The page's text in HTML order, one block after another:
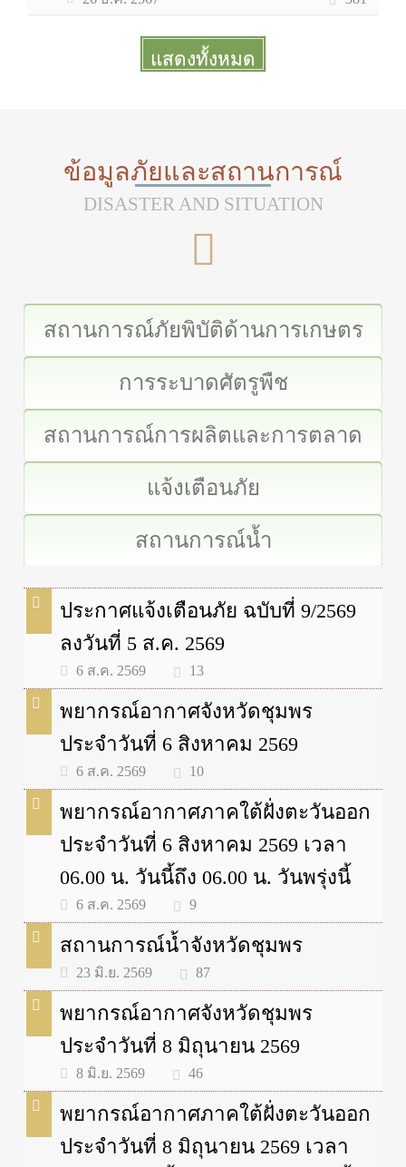
แสดงทั้งหมด
ข้อมูลภัยและสถานการณ์
DISASTER AND SITUATION
สถานการณ์ภัยพิบัติด้านการเกษตร
การระบาดศัตรูพืช
สถานการณ์การผลิตและการตลาด
แจ้งเตือนภัย
สถานการณ์น้ำ
ประกาศแจ้งเตือนภัย ฉบับที่ 9/2569
ลงวันที่ 5 ส.ค. 2569
6 ส.ค. 2569 13
พยากรณ์อากาศจังหวัดชุมพร
ประจำวันที่ 6 สิงหาคม 2569
6 ส.ค. 2569 10
พยากรณ์อากาศภาคใต้ฝั่งตะวันออก
ประจำวันที่ 6 สิงหาคม 2569 เวลา
06.00 น. วันนี้ถึง 06.00 น. วันพรุ่งนี้
6 ส.ค. 2569 9
สถานการณ์น้ำจังหวัดชุมพร
23 มิ.ย. 2569 87
พยากรณ์อากาศจังหวัดชุมพร
ประจำวันที่ 8 มิถุนายน 2569
8 มิ.ย. 2569 46
พยากรณ์อากาศภาคใต้ฝั่งตะวันออก
ประจำวันที่ 8 มิถุนายน 2569 เวลา